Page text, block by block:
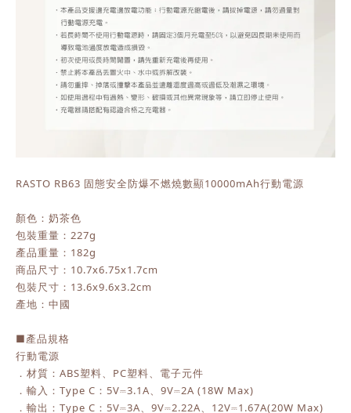
RASTO RB63 固態安全防爆不燃燒數顯10000mAh行動電源
顏色：奶茶色
包裝重量：227g
產品重量：182g
商品尺寸：10.7x6.75x1.7cm
包裝尺寸：13.6x9.6x3.2cm
產地：中國
■產品規格
行動電源
．材質：ABS塑料、PC塑料、電子元件
．輸入：Type C：5V⎓3.1A、9V⎓2A (18W Max)
．輸出：Type C：5V⎓3A、9V⎓2.22A、12V⎓1.67A(20W Max)